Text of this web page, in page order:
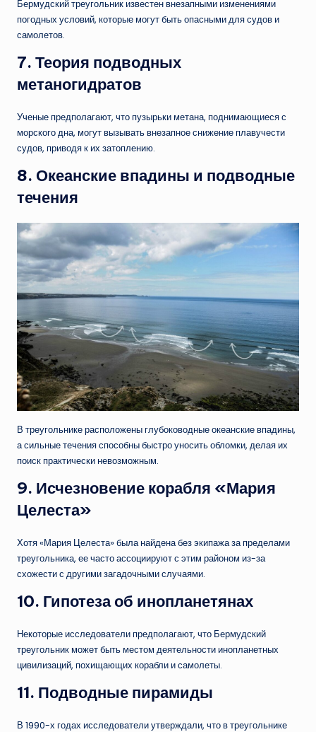
Бермудский треугольник известен внезапными изменениями
погодных условий, которые могут быть опасными для судов и
самолетов.
7. Теория подводных
метаногидратов
Ученые предполагают, что пузырьки метана, поднимающиеся с
морского дна, могут вызывать внезапное снижение плавучести
судов, приводя к их затоплению.
8. Океанские впадины и подводные
течения
В треугольнике расположены глубоководные океанские впадины,
а сильные течения способны быстро уносить обломки, делая их
поиск практически невозможным.
9. Исчезновение корабля «Мария
Целеста»
Хотя «Мария Целеста» была найдена без экипажа за пределами
треугольника, ее часто ассоциируют с этим районом из-за
схожести с другими загадочными случаями.
10. Гипотеза об инопланетянах
Некоторые исследователи предполагают, что Бермудский
треугольник может быть местом деятельности инопланетных
цивилизаций, похищающих корабли и самолеты.
11. Подводные пирамиды
В 1990-х годах исследователи утверждали, что в треугольнике